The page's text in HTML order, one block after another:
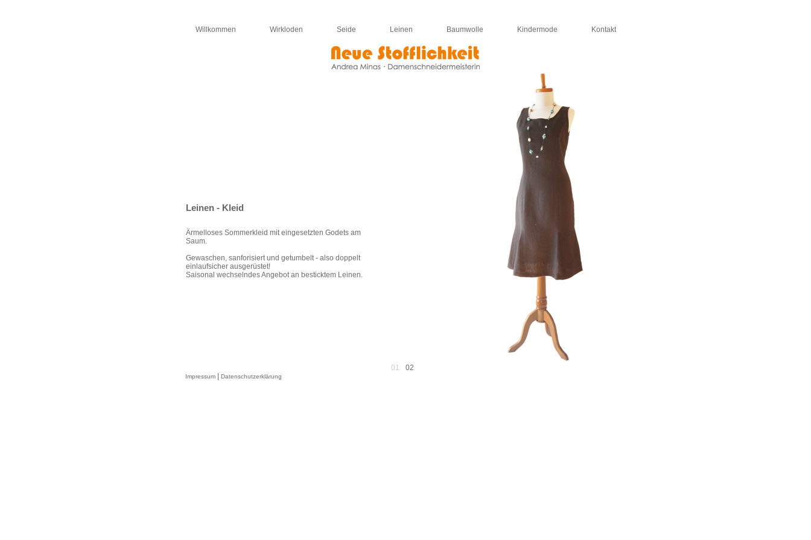
Willkommen Wirkloden Seide Leinen Baumwolle Kindermode Kontakt
Leinen - Kleid
Ärmelloses Sommerkleid mit eingesetzten Godets am
Saum.
Gewaschen, sanforisiert und getumbelt - also doppelt
einlaufsicher ausgerüstet!
Saisonal wechselndes Angebot an besticktem Leinen.
01 02
Impressum Datenschutzerklärung